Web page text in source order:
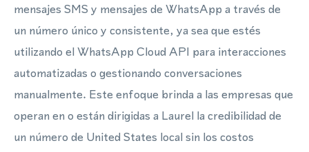
mensajes SMS y mensajes de WhatsApp a través de
un número único y consistente, ya sea que estés
utilizando el WhatsApp Cloud API para interacciones
automatizadas o gestionando conversaciones
manualmente. Este enfoque brinda a las empresas que
operan en o están dirigidas a Laurel la credibilidad de
un número de United States local sin los costos